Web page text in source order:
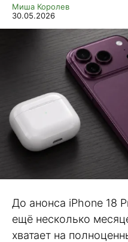
Миша Королев
30.05.2026
До анонса iPhone 18
ещё несколько
хватает на